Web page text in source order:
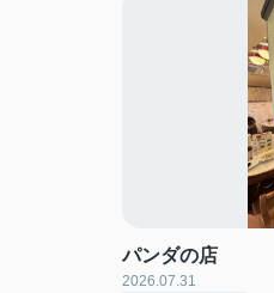
パンダの店
2026.07.31